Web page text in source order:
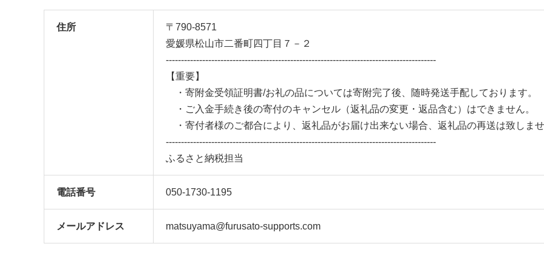
住所
〒790-8571
愛媛県松山市二番町四丁目７－２
-----------------------------------------------------------------------------------------
【重要】
・寄附金受領証明書/お礼の品については寄附完了後、随時発送手配しております。
・ご入金手続き後の寄付のキャンセル（返礼品の変更・返品含む）はできません。
・寄付者様のご都合により、返礼品がお届け出来ない場合、返礼品の再送は致しま
-----------------------------------------------------------------------------------------
ふるさと納税担当
電話番号 050-1730-1195
メールアドレス matsuyama@furusato-supports.com